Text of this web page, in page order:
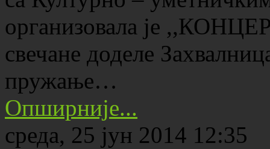
организовала је
свечане доделе
пружање…
Опширније...
среда, 25 јун 2014 12:35